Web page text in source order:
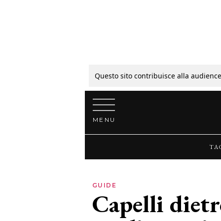
Questo sito contribuisce alla
Vai al contenuto
MENU
GUIDE
Capelli